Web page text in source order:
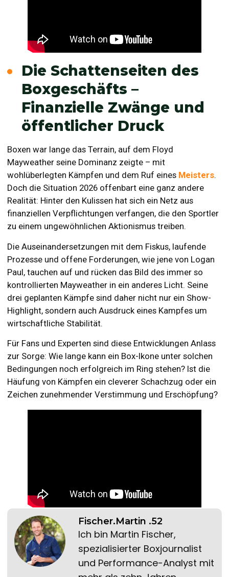
Die Schattenseiten des
Boxgeschäfts –
Finanzielle Zwänge und
öffentlicher Druck
Boxen war lange das Terrain, auf dem Floyd
Mayweather seine Dominanz zeigte – mit
wohlüberlegten Kämpfen und dem Ruf eines Meisters.
Doch die Situation 2026 offenbart eine ganz andere
Realität: Hinter den Kulissen hat sich ein Netz aus
finanziellen Verpflichtungen verfangen, die den Sportler
zu einem ungewöhnlichen Aktionismus treiben.
Die Auseinandersetzungen mit dem Fiskus, laufende
Prozesse und offene Forderungen, wie jene von Logan
Paul, tauchen auf und rücken das Bild des immer so
kontrollierten Mayweather in ein anderes Licht. Seine
drei geplanten Kämpfe sind daher nicht nur ein Show-
Highlight, sondern auch Ausdruck eines Kampfes um
wirtschaftliche Stabilität.
Für Fans und Experten sind diese Entwicklungen Anlass
zur Sorge: Wie lange kann ein Box-Ikone unter solchen
Bedingungen noch erfolgreich im Ring stehen? Ist die
Häufung von Kämpfen ein cleverer Schachzug oder ein
Zeichen zunehmender Verstimmung und Erschöpfung?
Fischer.Martin .52
Ich bin Martin Fischer,
spezialisierter Boxjournalist
und Performance-Analyst mit